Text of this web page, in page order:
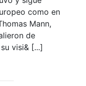
como en
Mann,
de
visi& [...]